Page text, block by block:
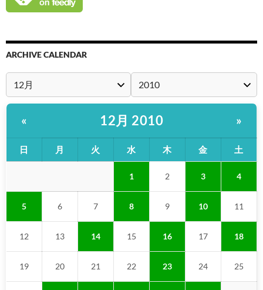
ARCHIVE CALENDAR
« 12月 2010 »
日 月 火 水 木 金 土
1 2 3 4
5 6 7 8 9 10 11
12 13 14 15 16 17 18
19 20 21 22 23 24 25